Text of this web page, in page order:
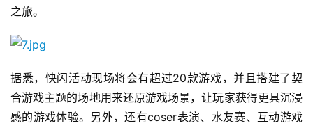
0
茶
对
之旅。
据悉，快闪活动现场将会有超过20款游戏，并且搭建了契
合游戏主题的场地用来还原游戏场景，让玩家获得更具沉浸
感的游戏体验。另外，还有coser表演、水友赛、互动游戏